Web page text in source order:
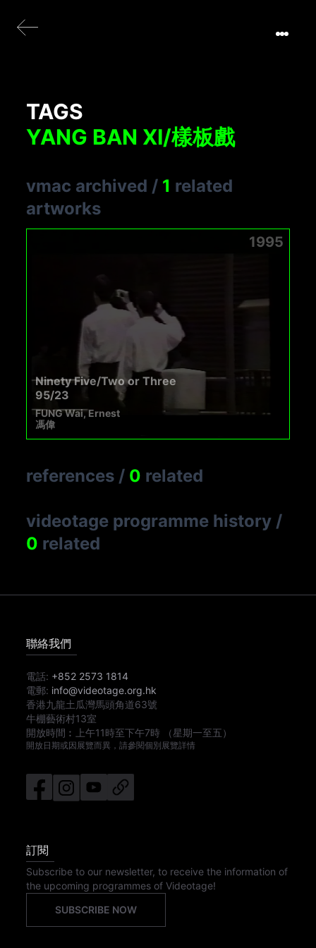
TAGS
YANG BAN XI/樣板戲
vmac archived / 1 related
artworks
1995
Ninety Five/Two or Three
95/23
FUNG Wai, Ernest
馮偉
references / 0 related
videotage programme history /
0 related
聯絡我們
電話: +852 2573 1814
電郵: info@videotage.org.hk
香港九龍土瓜灣馬頭角道63號
牛棚藝術村13室
開放時間︰
上午11時至下午7時 （星期一至五）
開放日期或因展覽而異，請參閱個別展覽詳情
訂閱
Subscribe to our newsletter, to receive the information of
the upcoming programmes of Videotage!
SUBSCRIBE NOW